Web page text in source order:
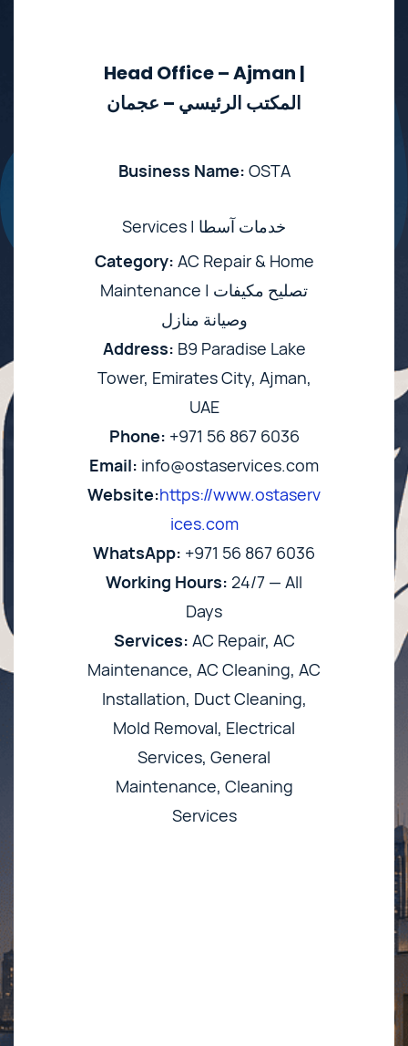
عادة نرد خلال دقائق.
Head Office – Ajman |
المكتب الرئيسي – عجمان
Business Name: OSTA
Services | خدمات آسطا
Category: AC Repair & Home
Maintenance | تصليح مكيفات
وصيانة منازل
Address: B9 Paradise Lake
Tower, Emirates City, Ajman,
UAE
Phone: +971 56 867 6036
Email: info@ostaservices.com
Website:https://www.ostaserv
ices.com
WhatsApp: +971 56 867 6036
Working Hours: 24/7 — All
Days
Services: AC Repair, AC
Maintenance, AC Cleaning, AC
Installation, Duct Cleaning,
Mold Removal, Electrical
Services, General
Maintenance, Cleaning
Services